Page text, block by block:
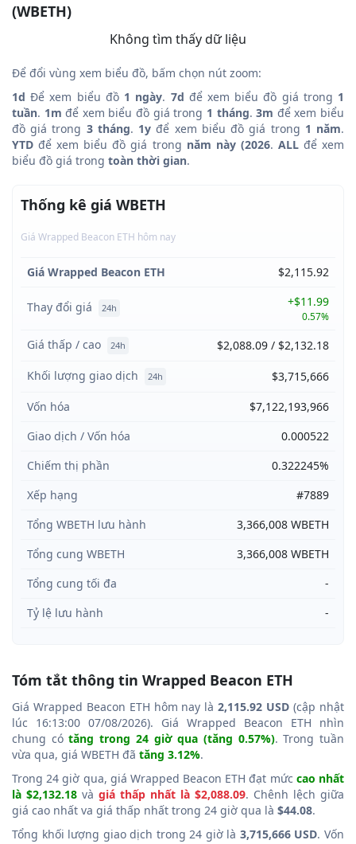
(WBETH)
Không tìm thấy dữ liệu
Để đổi vùng xem biểu đồ, bấm chọn nút zoom:
1d Để xem biểu đồ 1 ngày. 7d để xem biểu đồ giá trong 1
tuần. 1m để xem biểu đồ giá trong 1 tháng.3m để xem biểu
đồ giá trong 3 tháng. 1y để xem biểu đồ giá trong 1 năm.
YTD để xem biểu đồ giá trong năm này (2026. ALLđể xem
biểu đồ giá trong toàn thời gian.
Thống kê giá WBETH
Giá Wrapped Beacon ETH hôm nay
Giá Wrapped Beacon ETH $2,115.92
Thay đổi giá 24h +$11.99
0.57%
Giá thấp / cao 24h
$2,088.09 / $2,132.18
Khối lượng giao dịch
24h
$3,715,666
Vốn hóa
$7,122,193,966
Giao dịch / Vốn hóa
0.000522
Chiếm thị phần
0.322245%
Xếp hạng
#7889
Tổng WBETH lưu hành
3,366,008 WBETH
Tổng cung WBETH
3,366,008 WBETH
Tổng cung tối đa
-
Tỷ lệ lưu hành
-
Tóm tắt thông tin Wrapped Beacon ETH
Giá Wrapped Beacon ETH hôm nay là2,115.92 USD (cập nhật
lúc 16:13:00 07/08/2026). Giá Wrapped Beacon ETH nhìn
chung cótăng trong 24 giờ qua (tăng 0.57%). Trong tuần
vừa qua, giá WBETH đã tăng 3.12%.
Trong 24 giờ qua, giá Wrapped Beacon ETH đạt mức cao nhất
là $2,132.18 và giá thấp nhất là $2,088.09. Chênh lệch giữa
giá cao nhất va giá thấp nhất trong 24 giờ qua là $44.08.
Tổng khối lượng giao dịch trong 24 giờ là 3,715,666 USD. Vốn